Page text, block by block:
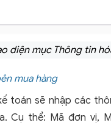
diện mục Thông tin
mua hàng
toán sẽ nhập các
Cụ thể: Mã đơn vị,